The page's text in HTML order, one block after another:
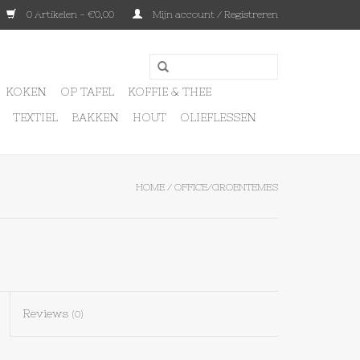
0 Artikelen - €0,00 Mijn account / Registreren
KOKEN OP TAFEL
KOFFIE & THEE
TEXTIEL
BAKKEN HOUT OLIEFLESSEN
HOME / OFFICE/GROENTEMES
Reviews (0)